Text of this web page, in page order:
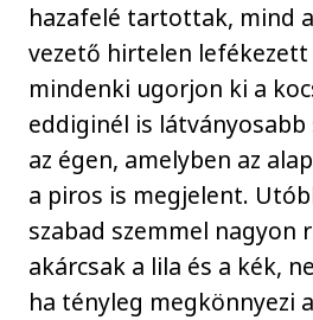
hazafelé tartottak, mind
vezető hirtelen
mindenki ugorjon ki a
eddiginél is
az égen, amelyben az
a piros is megjelent.
szabad szemmel nagyon
akárcsak a lila és a kék,
ha tényleg megkönnyezi